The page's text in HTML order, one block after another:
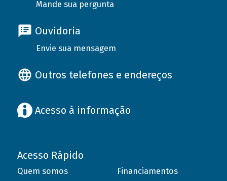
Mande sua pergunta
Ouvidoria
Envie sua mensagem
Outros telefones e endereços
Acesso à informação
Acesso Rápido
Quem somos
Financiamentos